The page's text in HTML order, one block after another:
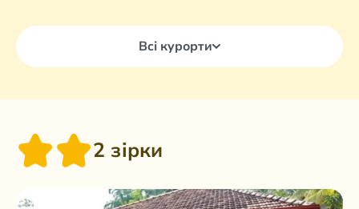
Всі курорти
2 зірки